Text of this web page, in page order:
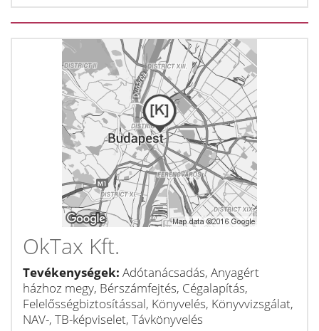
OkTax Kft.
Tevékenységek: Adótanácsadás, Anyagért
házhoz megy, Bérszámfejtés, Cégalapítás,
Felelősségbiztosítással, Könyvelés, Könyvvizsgálat,
NAV-, TB-képviselet, Távkönyvelés